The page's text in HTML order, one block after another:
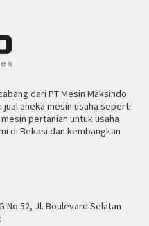
dari PT Mesin Maksindo
jual aneka mesin usaha seperti
pertanian untuk usaha
di Bekasi dan kembangkan
No 52, Jl. Boulevard Selatan